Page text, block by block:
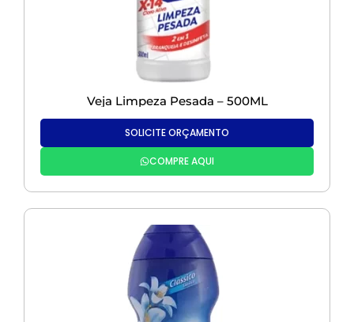
Veja Limpeza Pesada – 500ML
SOLICITE ORÇAMENTO
COMPRE AQUI